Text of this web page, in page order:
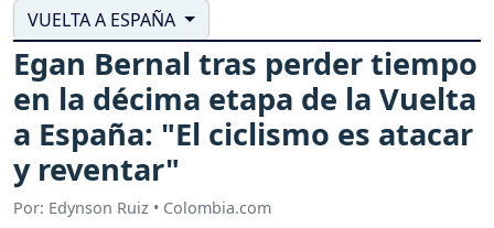
VUELTA A ESPAÑA
Egan Bernal tras perder tiempo
en la décima etapa de la Vuelta
a España: "El ciclismo es atacar
y reventar"
Por: Edynson Ruiz • Colombia.com